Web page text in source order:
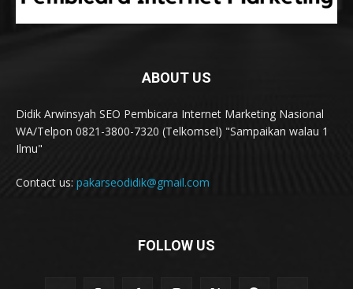
ABOUT US
Didik Arwinsyah SEO Pembicara Internet Marketing Nasional
WA/Telpon 0821-3800-7320 (Telkomsel) "Sampaikan walau 1
Ilmu"
Contact us: pakarseodidik@gmail.com
FOLLOW US